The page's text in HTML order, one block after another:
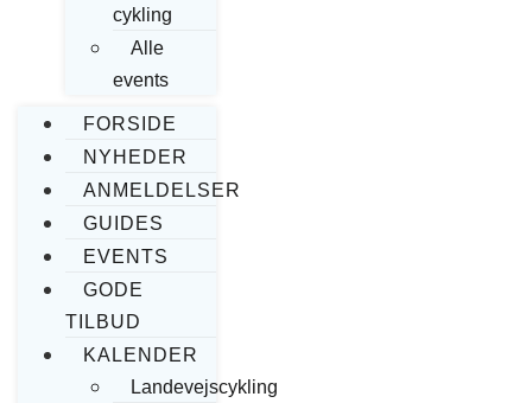
cykling
Alle
events
FORSIDE
NYHEDER
ANMELDELSER
GUIDES
EVENTS
GODE
TILBUD
KALENDER
Landevejscykling